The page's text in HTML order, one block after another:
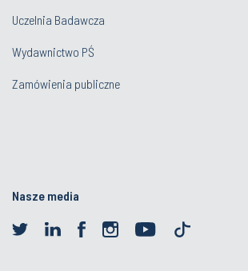
Uczelnia Badawcza
Wydawnictwo PŚ
Zamówienia publiczne
Nasze media